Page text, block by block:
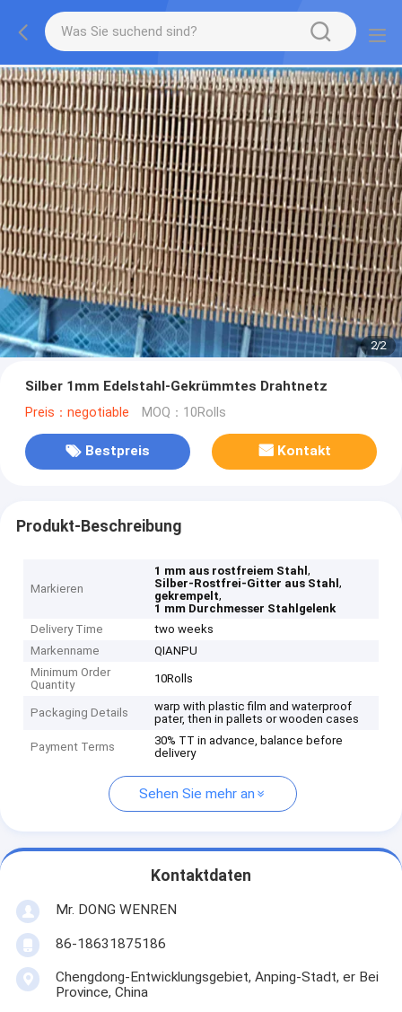
2/2
Silber 1mm Edelstahl-Gekrümmtes Drahtnetz
Preis：negotiable MOQ：10Rolls
Bestpreis Kontakt
Produkt-Beschreibung
Markieren
1 mm aus rostfreiem Stahl,
Silber-Rostfrei-Gitter aus Stahl,
gekrempelt,
1 mm Durchmesser Stahlgelenk
Delivery Time
two weeks
Markenname
QIANPU
Minimum Order
Quantity
10Rolls
Packaging Details
warp with plastic film and waterproof
pater, then in pallets or wooden cases
Payment Terms
30% TT in advance, balance before
delivery
Sehen Sie mehr an
Kontaktdaten
Mr. DONG WENREN
86-18631875186
Chengdong-Entwicklungsgebiet, Anping-Stadt, er Bei
Province, China